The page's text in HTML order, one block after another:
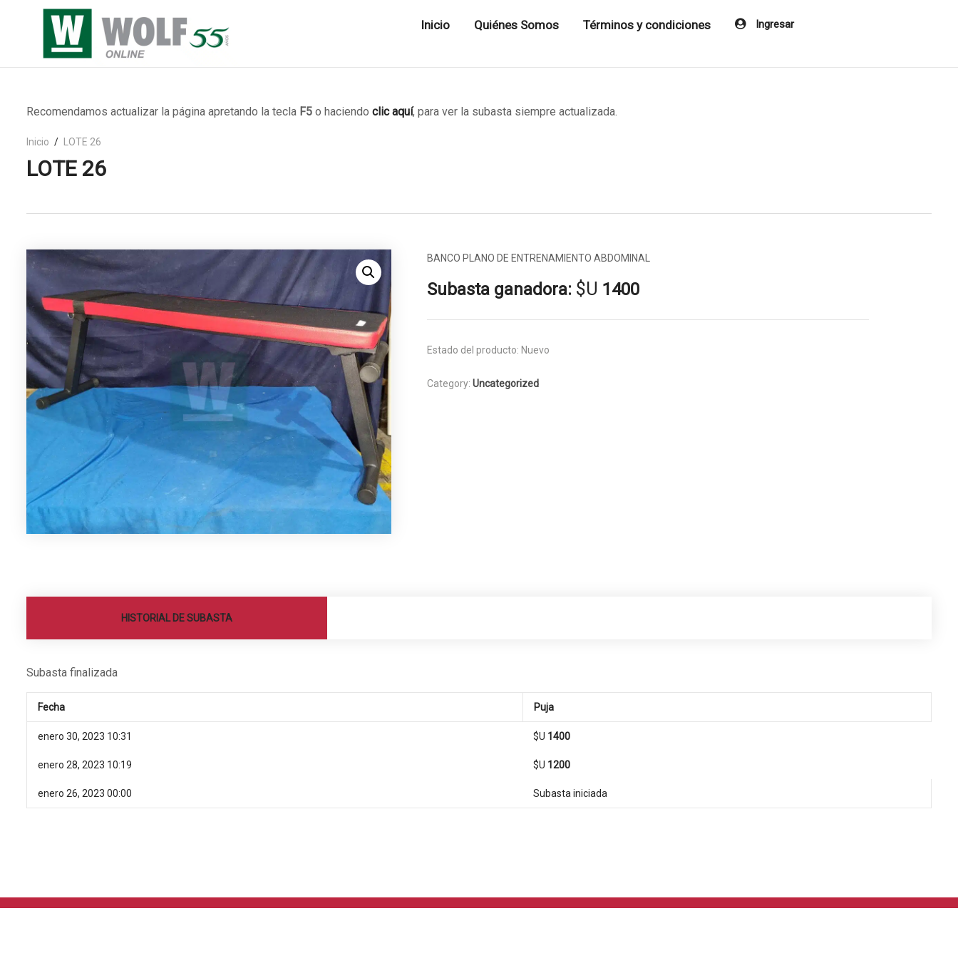
Inicio Quiénes Somos Términos y condiciones Ingresar
Recomendamos actualizar la página apretando la tecla F5 o haciendo clic aquí, para ver la subasta siempre actualizada.
Inicio LOTE 26
LOTE 26
BANCO PLANO DE ENTRENAMIENTO ABDOMINAL
Subasta ganadora:$U 1400
Estado del producto: Nuevo
Category: Uncategorized
HISTORIAL DE SUBASTA
Subasta finalizada
Fecha Puja
enero 30, 2023 10:31 $U 1400
enero 28, 2023 10:19 $U 1200
enero 26, 2023 00:00 Subasta iniciada